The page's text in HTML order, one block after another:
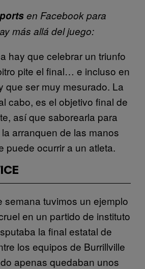
en Facebook para
más allá del juego:
hay que celebrar un triunfo
pite el final… e incluso en
que ser muy mesurado. La
cabo, es el objetivo final de
así que saborearla para
arranquen de las manos
puede ocurrir a un atleta.
semana tuvimos un ejemplo
en un partido de instituto
la final estatal de
los equipos de Burrillville
apenas quedaban unos